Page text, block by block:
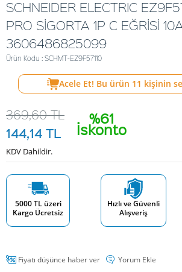
SCHNEIDER ELECTRIC
PRO SİGORTA 1P C EĞRİSİ
3606486825099
Ürün Kodu : SCHMT-EZ9F57110
Acele Et! Bu ürün 11 kişinin
%61
İskonto
369,60TL
144,14 TL
KDV Dahildir.
5000 TL üzeri
Kargo Ücretsiz
Hızlı ve Güvenli
Alışveriş
Fiyatı düşünce haber ver Yorum Ekle